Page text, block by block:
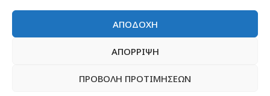
ΑΠΟΔΟΧΗ
ΑΠΟΡΡΙΨΗ
ΠΡΟΒΟΛΗ ΠΡΟΤΙΜΗΣΕΩΝ
Newsletter